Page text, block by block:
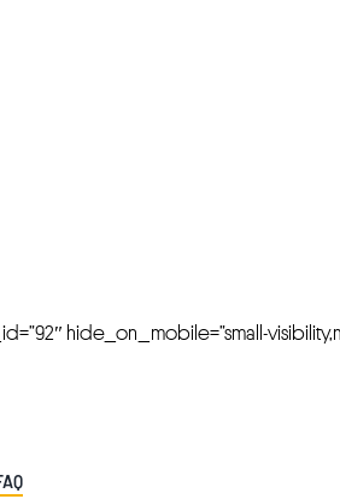
hide_on_mobile=”small-